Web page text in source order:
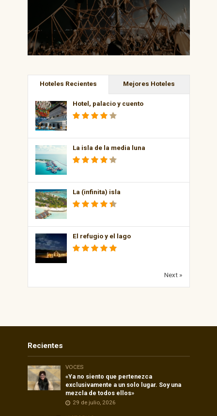
Hoteles Recientes Mejores Hoteles
Hotel, palacio y cuento
La isla de la media luna
La (infinita) isla
El refugio y el lago
Next »
Recientes
VOCES
«Ya no siento que pertenezca
exclusivamente a un solo lugar. Soy una
mezcla de todos ellos»
29 de julio, 2026